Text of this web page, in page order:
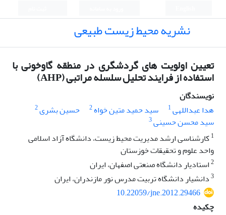
نشریه محیط زیست طبیعی
تعیین اولویت های گردشگری در منطقه گاوخونی با
استفاده از فرایند تحلیل سلسله مراتبی (AHP)
نویسندگان
هدا عبداللهی1 سید حمید متین خواه2 حسین بشری2
سید محسن حسینی3
1کارشناسی ارشد مدیریت محیط زیست، دانشگاه آزاد اسلامی
واحد علوم و تحقیقات خوزستان
2استادیار دانشگاه صنعتی اصفهان، ایران
3دانشیار دانشگاه تربیت مدرس نور مازندران، ایران
10.22059/jne.2012.29466
چکیده